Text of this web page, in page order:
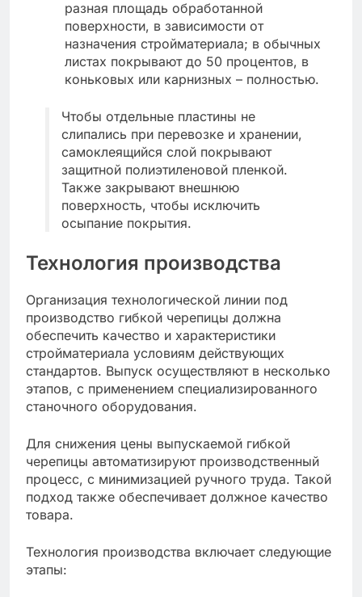
разная площадь обработанной
поверхности, в зависимости от
назначения стройматериала; в обычных
листах покрывают до 50 процентов, в
коньковых или карнизных – полностью.
Чтобы отдельные пластины не
слипались при перевозке и хранении,
самоклеящийся слой покрывают
защитной полиэтиленовой пленкой.
Также закрывают внешнюю
поверхность, чтобы исключить
осыпание покрытия.
Технология производства
Организация технологической линии под
производство гибкой черепицы должна
обеспечить качество и характеристики
стройматериала условиям действующих
стандартов. Выпуск осуществляют в несколько
этапов, с применением специализированного
станочного оборудования.
Для снижения цены выпускаемой гибкой
черепицы автоматизируют производственный
процесс, с минимизацией ручного труда. Такой
подход также обеспечивает должное качество
товара.
Технология производства включает следующие
этапы: